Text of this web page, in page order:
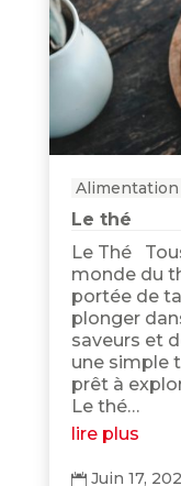
Alimentation
Le thé
Le Thé
monde du
portée de
plonger
saveurs et
une simple
prêt à
Le thé…
lire plus
 Juin 17,